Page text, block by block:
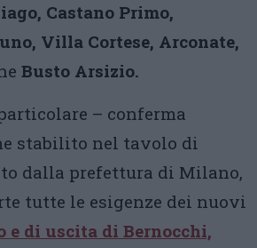
Castano Primo,
Villa Cortese, Arconate,
Busto Arsizio.
– conferma
stabilito nel tavolo di
dalla prefettura di Milano,
tutte le esigenze dei nuovi
e di uscita di Bernocchi,